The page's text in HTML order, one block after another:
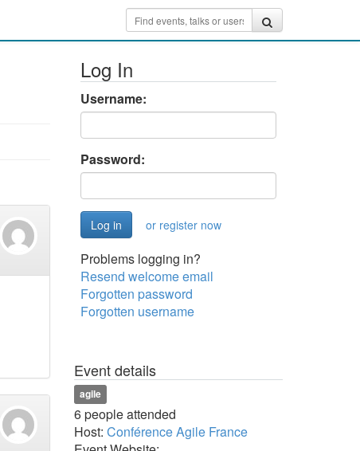
Log In
Username:
Password:
or register now
Problems logging in?
Resend welcome email
Forgotten password
Forgotten username
Event details
agile
6 people attended
Host: Conférence Agile France